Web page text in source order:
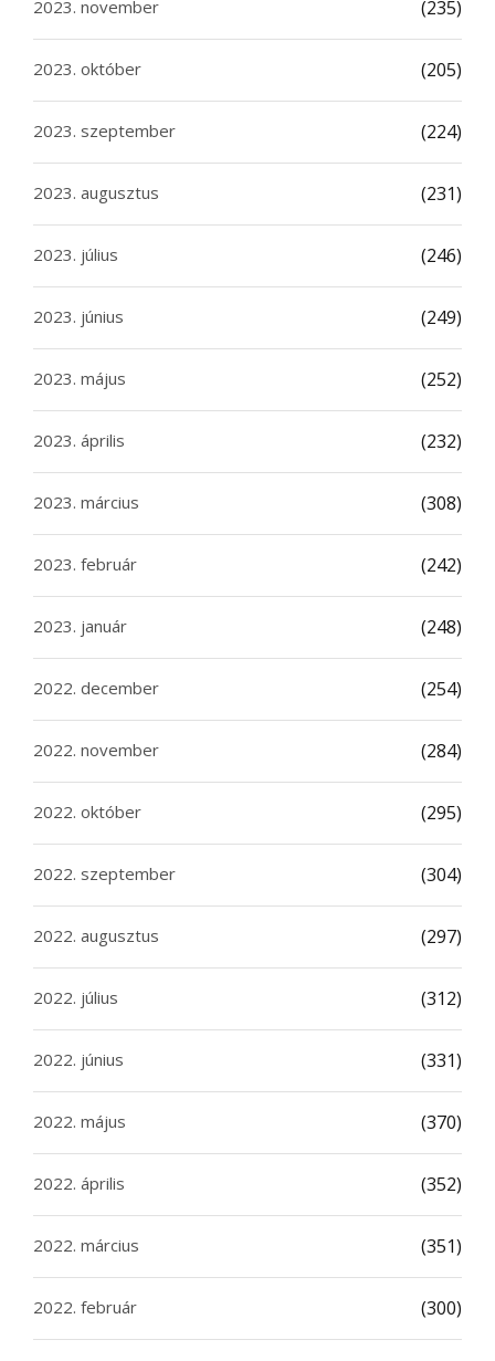
2023. november (235)
2023. október (205)
2023. szeptember (224)
2023. augusztus (231)
2023. július (246)
2023. június (249)
2023. május (252)
2023. április (232)
2023. március (308)
2023. február (242)
2023. január (248)
2022. december (254)
2022. november (284)
2022. október (295)
2022. szeptember (304)
2022. augusztus (297)
2022. július (312)
2022. június (331)
2022. május (370)
2022. április (352)
2022. március (351)
2022. február (300)